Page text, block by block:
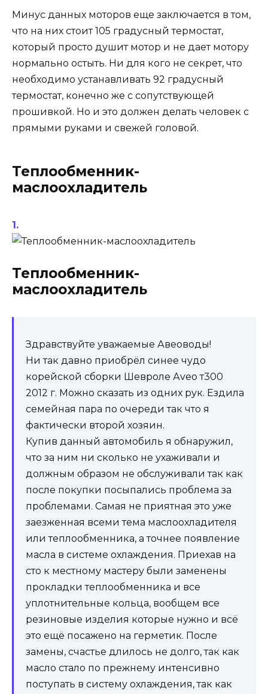
Минус данных моторов еще заключается в том,
что на них стоит 105 градусный термостат,
который просто душит мотор и не дает мотору
нормально остыть. Ни для кого не секрет, что
необходимо устанавливать 92 градусный
термостат, конечно же с сопутствующей
прошивкой. Но и это должен делать человек с
прямыми руками и свежей головой.
Теплообменник-
маслоохладитель
Теплообменник-
маслоохладитель
Здравствуйте уважаемые Авеоводы!
Ни так давно приобрёл синее чудо
корейской сборки Шевроле Аveo т300
2012 г. Можно сказать из одних рук. Ездила
семейная пара по очереди так что я
фактически второй хозяин.
Купив данный автомобиль я обнаружил,
что за ним ни сколько не ухаживали и
должным образом не обслуживали так как
после покупки посыпались проблема за
проблемами. Самая не приятная это уже
заезженная всеми тема маслоохладителя
или теплообменника, а точнее появление
масла в системе охлаждения. Приехав на
сто к местному мастеру были заменены
прокладки теплообменника и все
уплотнительные кольца, вообщем все
резиновые изделия которые нужно и всё
это ещё посажено на герметик. После
замены, счастье длилось не долго, так как
масло стало по прежнему интенсивно
поступать в систему охлаждения, так как